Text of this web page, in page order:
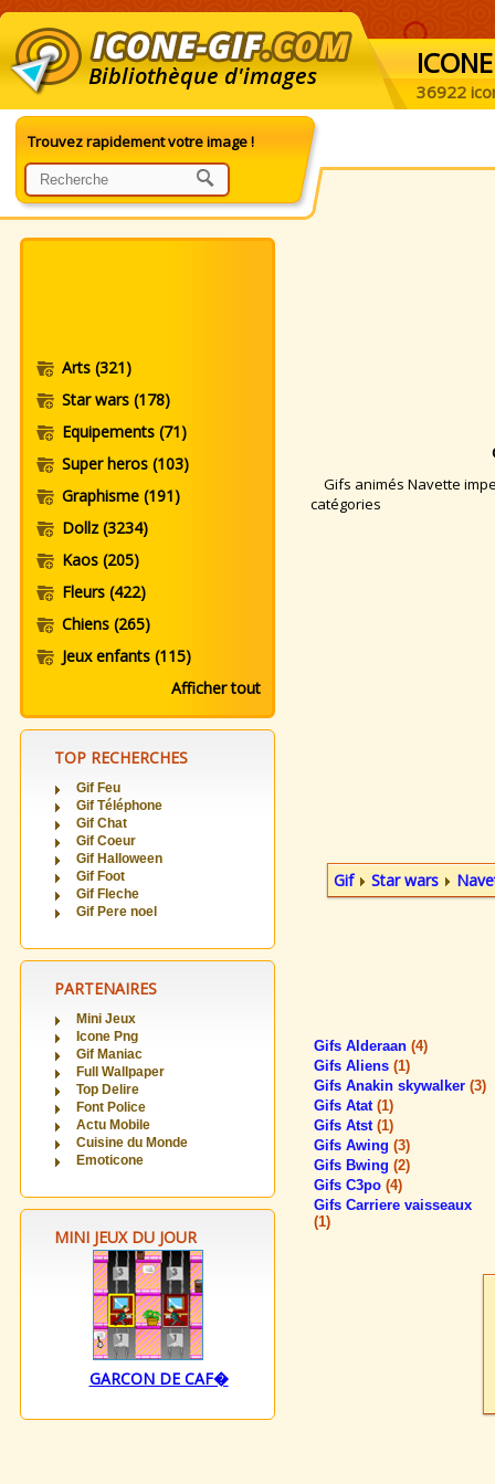
Bibliothèque d'images ICONE
36922
Trouvez rapidement votre image !
Arts (321)
Star wars (178)
Equipements (71)
Super heros (103)
Graphisme (191)
Dollz(3234)
Kaos (205)
Fleurs (422)
Chiens (265)
Jeux enfants (115)
Afficher tout
TOP RECHERCHES
Gif Feu
Gif Téléphone
Gif Chat
Gif Coeur
Gif Halloween
Gif Foot
Gif Fleche
Gif Pere noel
PARTENAIRES
Mini Jeux
Icone Png
Gif Maniac
Full Wallpaper
Top Delire
Font Police
Actu Mobile
Cuisine du Monde
Emoticone
MINI JEUX DU JOUR
GARCON DE CAF�
Gifs animés Navette
catégories
Gif Star wars
Gifs Alderaan (4)
Gifs Aliens (1)
Gifs Anakin skywalker (3)
Gifs Atat (1)
Gifs Atst (1)
Gifs Awing (3)
Gifs Bwing (2)
Gifs C3po (4)
Gifs Carriere vaisseaux
(1)